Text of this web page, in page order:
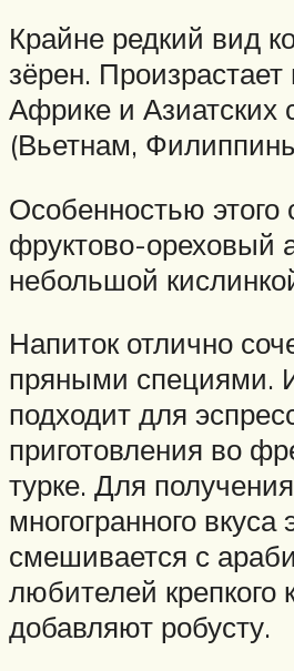
Крайне редкий вид
зёрен.
Африке и Азиатских
(Вьетнам,
Особенностью этого
фруктово-ореховый
небольшой
Напиток отлично
пряными специями.
подходит для
приготовления во
турке. Для
многогранного вкуса
смешивается с
любителей крепкого
добавляют робусту.